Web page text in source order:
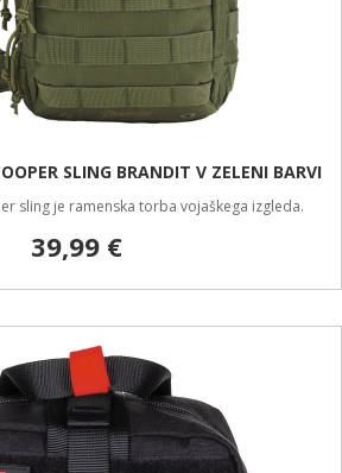
SLING BRANDIT V ZELENI BARVI
sling je ramenska torba vojaškega izgleda.
39,99 €